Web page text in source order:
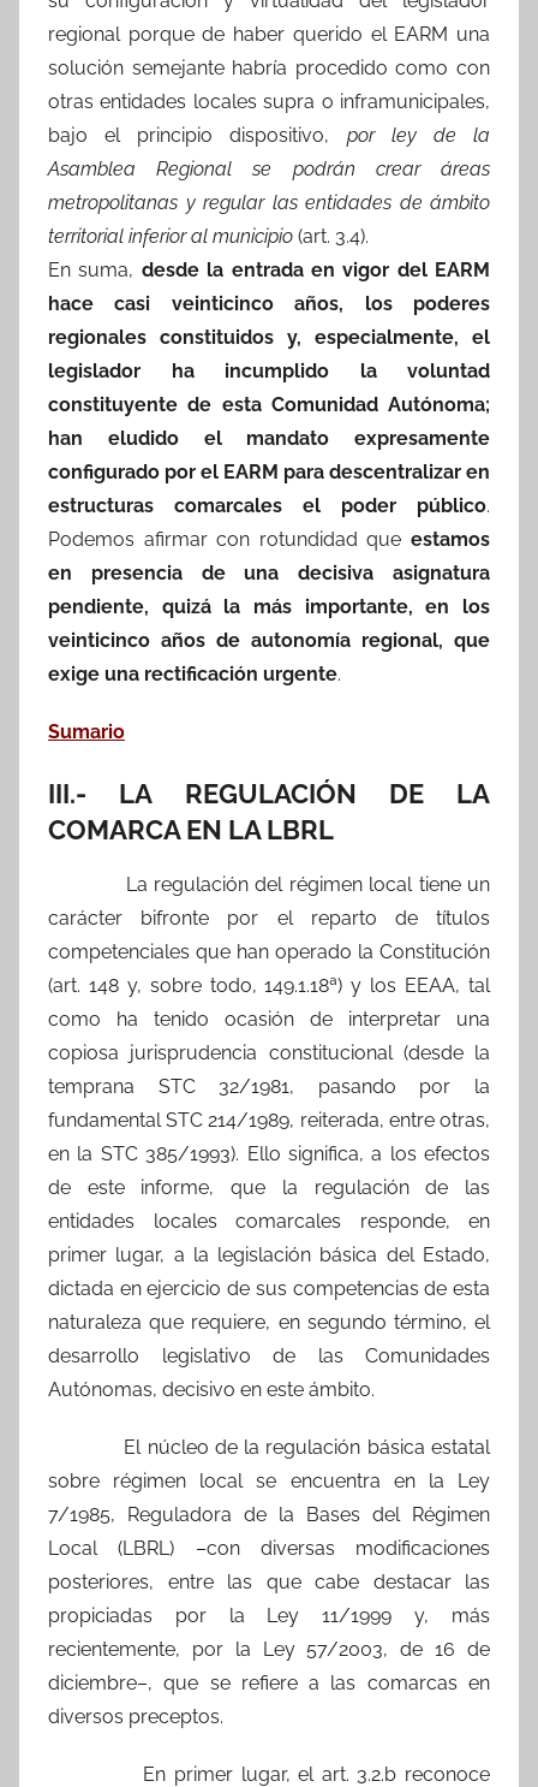
regional porque de haber querido el EARM una
solución semejante habría procedido como con
otras entidades locales supra o inframunicipales,
bajo el principio dispositivo, por ley de la
Asamblea Regional se podrán crear áreas
metropolitanas y regular las entidades de ámbito
territorial inferior al municipio (art. 3.4).
En suma, desde la entrada en vigor del EARM
hace casi veinticinco años, los poderes
regionales constituidos y, especialmente, el
legislador ha incumplido la voluntad
constituyente de esta Comunidad Autónoma;
han eludido el mandato expresamente
configurado por el EARM para descentralizar en
estructuras comarcales el poder público.
Podemos afirmar con rotundidad que estamos
en presencia de una decisiva asignatura
pendiente, quizá la más importante, en los
veinticinco años de autonomía regional, que
exige una rectificación urgente.
Sumario
III.- LA REGULACIÓN DE LA
COMARCA EN LA LBRL
La regulación del régimen local tiene un
carácter bifronte por el reparto de títulos
competenciales que han operado la Constitución
(art. 148 y, sobre todo, 149.1.18ª) y los EEAA, tal
como ha tenido ocasión de interpretar una
copiosa jurisprudencia constitucional (desde la
temprana STC 32/1981, pasando por la
fundamental STC 214/1989, reiterada, entre otras,
en la STC 385/1993). Ello significa, a los efectos
de este informe, que la regulación de las
entidades locales comarcales responde, en
primer lugar, a la legislación básica del Estado,
dictada en ejercicio de sus competencias de esta
naturaleza que requiere, en segundo término, el
desarrollo legislativo de las Comunidades
Autónomas, decisivo en este ámbito.
El núcleo de la regulación básica estatal
sobre régimen local se encuentra en la Ley
7/1985, Reguladora de la Bases del Régimen
Local (LBRL) –con diversas modificaciones
posteriores, entre las que cabe destacar las
propiciadas por la Ley 11/1999 y, más
recientemente, por la Ley 57/2003, de 16 de
diciembre–, que se refiere a las comarcas en
diversos preceptos.
En primer lugar, el art. 3.2.b reconoce